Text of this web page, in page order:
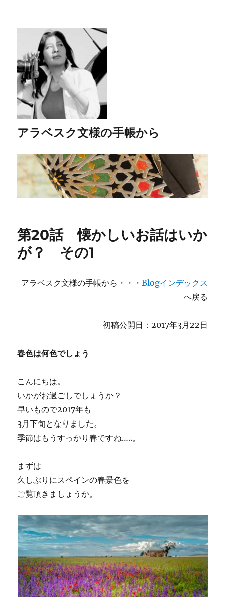
アラベスク文様の手帳から
第20話 懐かしいお話はいか
が？ その1
アラベスク文様の手帳から・・・ Blogインデックス
へ戻る
初稿公開日：2017年3月22日
春色は何色でしょう
こんにちは。
いかがお過ごしでしょうか？
早いもので2017年も
3月下旬となりました。
季節はもうすっかり春ですね…..。
まずは
久しぶりにスペインの春景色を
ご覧頂きましょうか。